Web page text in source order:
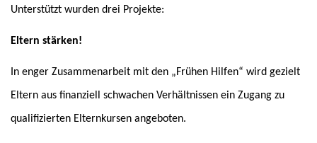
Unterstützt wurden drei Projekte:
Eltern stärken!
In enger Zusammenarbeit mit den „Frühen Hilfen“ wird gezielt
Eltern aus finanziell schwachen Verhältnissen ein Zugang zu
qualifizierten Elternkursen angeboten.